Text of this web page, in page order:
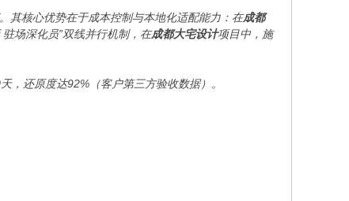
其核心优势在于成本控制与本地化适配能力：在成都
场深化员”双线并行机制，在成都大宅设计项目中，施
，还原度达92%（客户第三方验收数据）。